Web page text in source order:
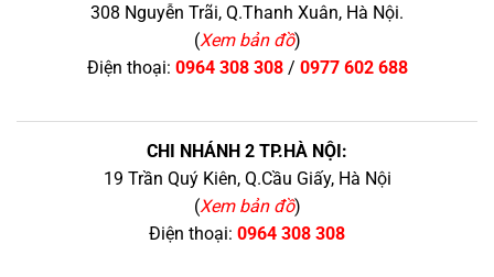
308 Nguyễn Trãi, Q.Thanh Xuân, Hà Nội.
(Xem bản đồ)
Điện thoại: 0964 308 308/ 0977 602 688
CHI NHÁNH 2 TP.HÀ NỘI:
19 Trần Quý Kiên, Q.Cầu Giấy, Hà Nội
(Xem bản đồ)
Điện thoại: 0964 308 308